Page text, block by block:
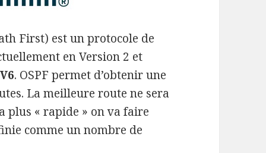
First) est un protocole de
en Version 2 et
. OSPF permet d’obtenir une
La meilleure route ne sera
plus « rapide » on va faire
comme un nombre de